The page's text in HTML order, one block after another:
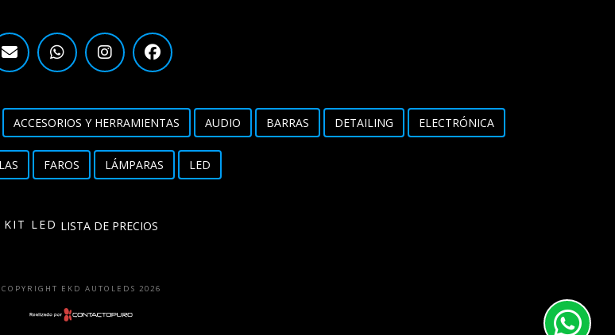
ACCESORIOS Y HERRAMIENTAS AUDIO BARRAS DETAILING ELECTRÓNICA
FAROS LÁMPARAS LED
KIT LED LISTA DE PRECIOS
COPYRIGHT EKD AUTOLEDS 2026